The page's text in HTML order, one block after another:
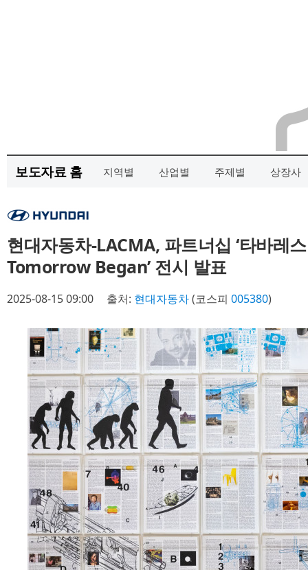
보도자료 홈 지역별 산업별 주제별 상장사
현대자동차-LACMA, 파트너십 ‘타바레
Tomorrow Began’ 전시 발표
2025-08-15 09:00 출처: 현대자동차(코스피 005380)